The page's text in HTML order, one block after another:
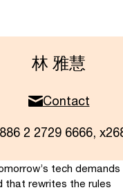
林 雅慧
Contact
2 2729 6666,
tech demands
that rewrites the rules